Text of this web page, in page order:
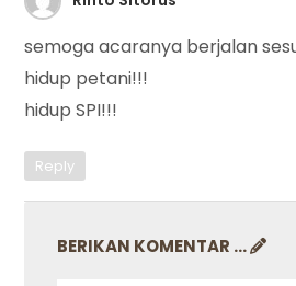
semoga acaranya berjalan
hidup petani!!!
hidup SPI!!!
Reply
BERIKAN KOMENTAR ...